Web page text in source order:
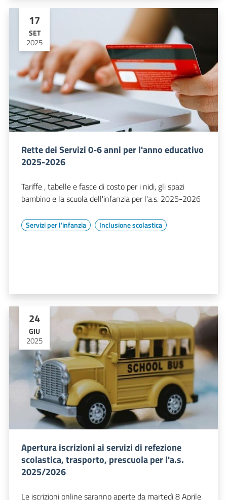
17
SET
2025
Rette dei Servizi 0-6 anni per l'anno educativo
2025-2026
Tariffe , tabelle e fasce di costo per i nidi, gli spazi
bambino e la scuola dell'infanzia per l'a.s. 2025-2026
Servizi per l'infanzia Inclusione scolastica
24
GIU
2025
Apertura iscrizioni ai servizi di refezione
scolastica, trasporto, prescuola per l'a.s.
2025/2026
Le iscrizioni online saranno aperte da martedì 8 Aprile